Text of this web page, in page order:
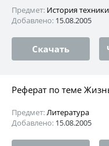
Предмет: История техники
Добавлено: 15.08.2005
Скачать
Реферат по теме
Предмет:Литература
Добавлено: 15.08.2005